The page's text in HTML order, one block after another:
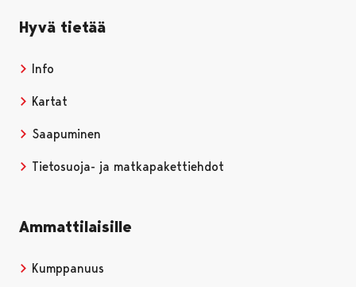
Hyvä tietää
Info
Kartat
Saapuminen
Tietosuoja- ja matkapakettiehdot
Ammattilaisille
Kumppanuus